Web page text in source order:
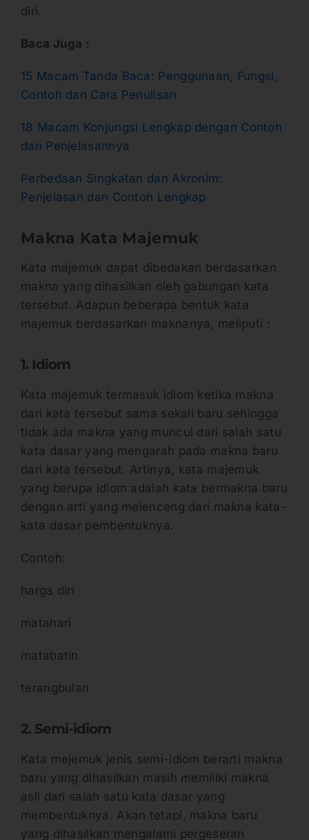
diri.
Baca Juga :
15 Macam Tanda Baca: Penggunaan, Fungsi,
Contoh dan Cara Penulisan
18 Macam Konjungsi Lengkap dengan Contoh
dan Penjelasannya
Perbedaan Singkatan dan Akronim:
Penjelasan dan Contoh Lengkap
Makna Kata Majemuk
Kata majemuk dapat dibedakan berdasarkan
makna yang dihasilkan oleh gabungan kata
tersebut. Adapun beberapa bentuk kata
majemuk berdasarkan maknanya, meliputi :
1. Idiom
Kata majemuk termasuk idiom ketika makna
dari kata tersebut sama sekali baru sehingga
tidak ada makna yang muncul dari salah satu
kata dasar yang mengarah pada makna baru
dari kata tersebut. Artinya, kata majemuk
yang berupa idiom adalah kata bermakna baru
dengan arti yang melenceng dari makna kata-
kata dasar pembentuknya.
Contoh:
harga diri
matahari
matabatin
terangbulan
2. Semi-idiom
Kata mejemuk jenis semi-idiom berarti makna
baru yang dihasilkan masih memiliki makna
asli dari salah satu kata dasar yang
membentuknya. Akan tetapi, makna baru
yang dihasilkan mengalami pergeseran